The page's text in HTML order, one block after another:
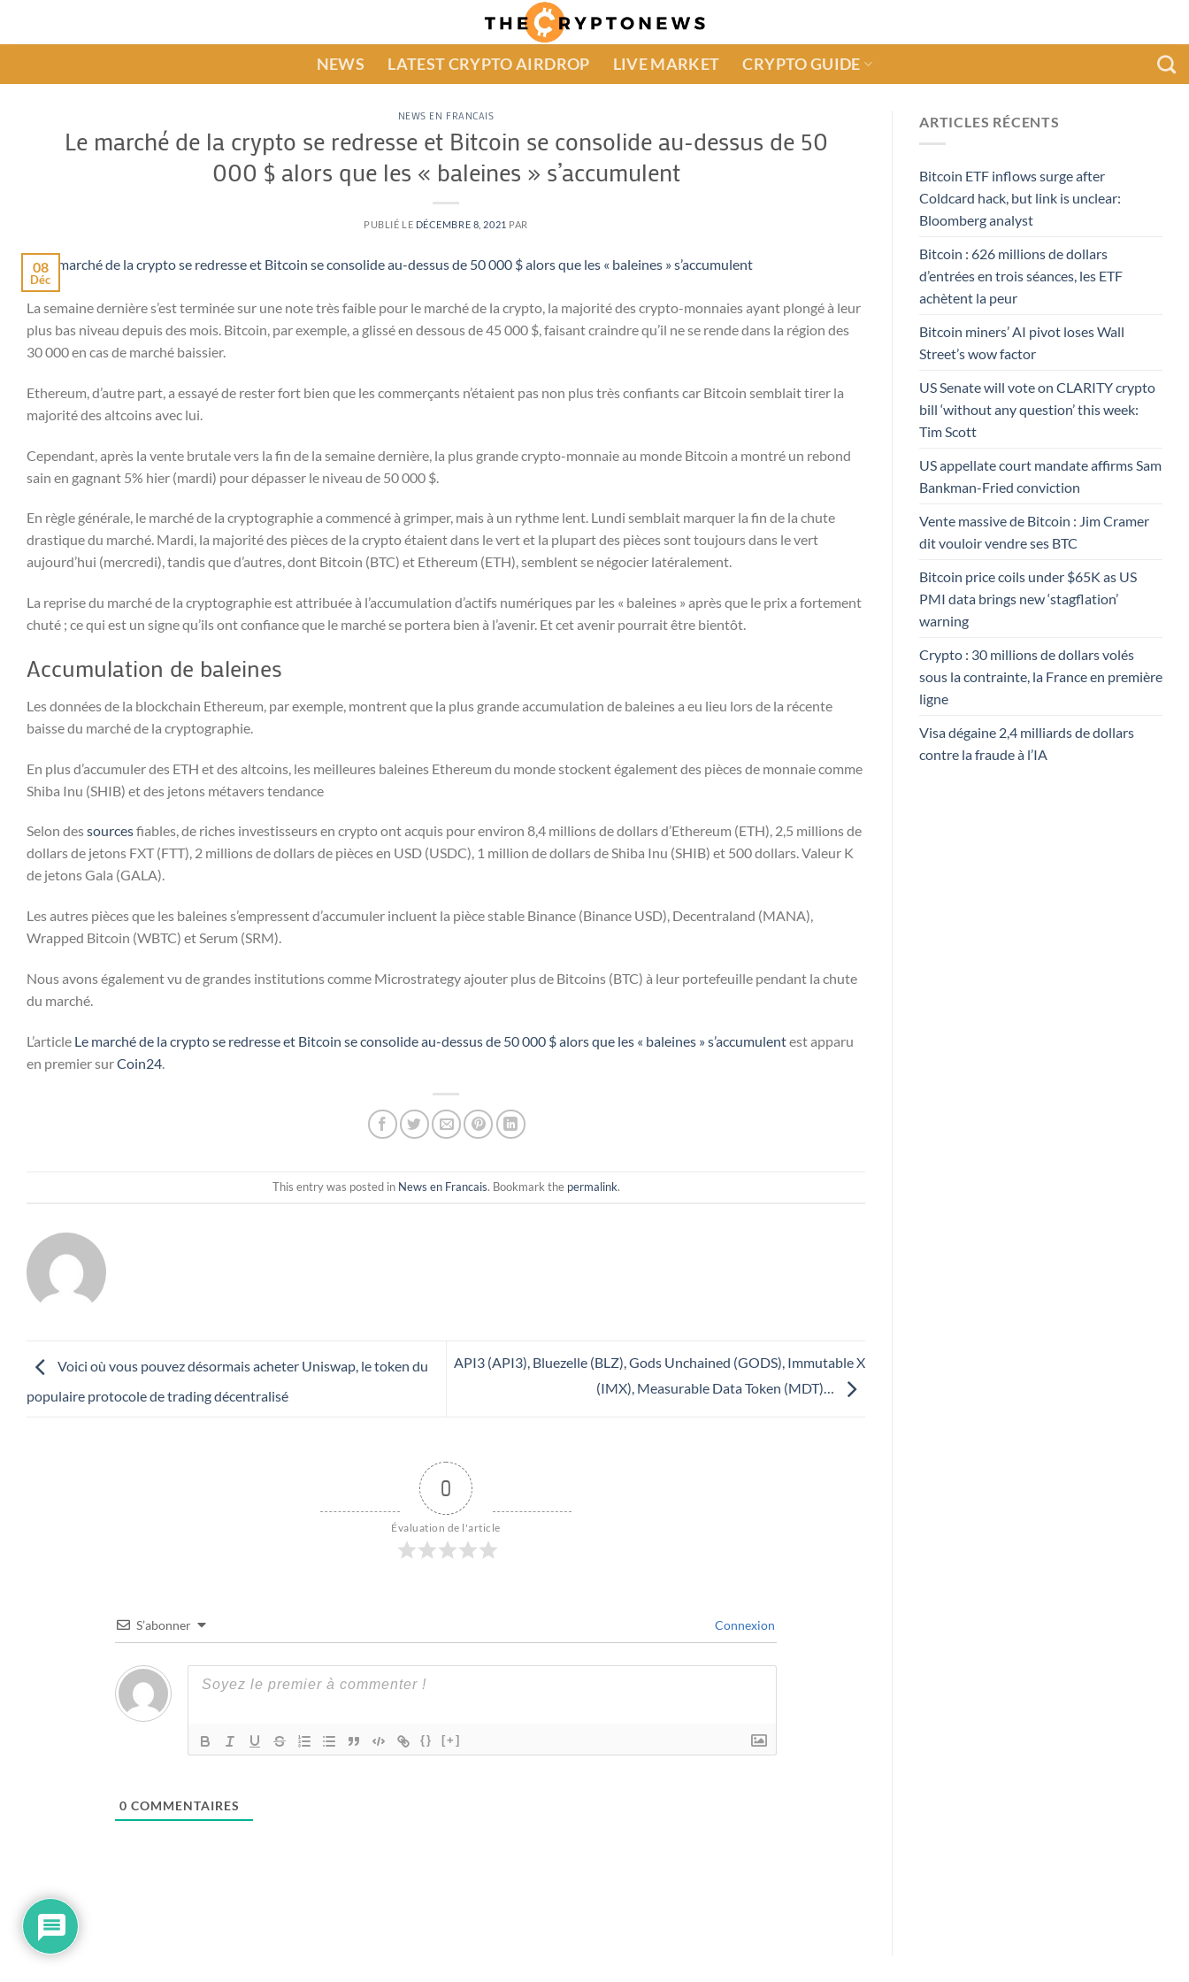
NEWS LATEST CRYPTO AIRDROP LIVE MARKET CRYPTO GUIDE
NEWS EN FRANCAIS
Le marché de la crypto se redresse et Bitcoin se consolide au-dessus de 50
000 $ alors que les « baleines » s’accumulent
PUBLIÉ LE DÉCEMBRE 8, 2021 PAR
08
Déc
La semaine dernière s’est terminée sur une note très faible pour le marché de la crypto, la majorité des crypto-monnaies ayant plongé à leur
plus bas niveau depuis des mois. Bitcoin, par exemple, a glissé en dessous de 45 000 $, faisant craindre qu’il ne se rende dans la région des
30 000 en cas de marché baissier.
Ethereum, d’autre part, a essayé de rester fort bien que les commerçants n’étaient pas non plus très confiants car Bitcoin semblait tirer la
majorité des altcoins avec lui.
Cependant, après la vente brutale vers la fin de la semaine dernière, la plus grande crypto-monnaie au monde Bitcoin a montré un rebond
sain en gagnant 5% hier (mardi) pour dépasser le niveau de 50 000 $.
En règle générale, le marché de la cryptographie a commencé à grimper, mais à un rythme lent. Lundi semblait marquer la fin de la chute
drastique du marché. Mardi, la majorité des pièces de la crypto étaient dans le vert et la plupart des pièces sont toujours dans le vert
aujourd’hui (mercredi), tandis que d’autres, dont Bitcoin (BTC) et Ethereum (ETH), semblent se négocier latéralement.
La reprise du marché de la cryptographie est attribuée à l’accumulation d’actifs numériques par les « baleines » après que le prix a fortement
chuté ; ce qui est un signe qu’ils ont confiance que le marché se portera bien à l’avenir. Et cet avenir pourrait être bientôt.
Accumulation de baleines
Les données de la blockchain Ethereum, par exemple, montrent que la plus grande accumulation de baleines a eu lieu lors de la récente
baisse du marché de la cryptographie.
En plus d’accumuler des ETH et des altcoins, les meilleures baleines Ethereum du monde stockent également des pièces de monnaie comme
Shiba Inu (SHIB) et des jetons métavers tendance
Selon dessourcesfiables, de riches investisseurs en crypto ont acquis pour environ 8,4 millions de dollars d’Ethereum (ETH), 2,5 millions de
dollars de jetons FXT (FTT), 2 millions de dollars de pièces en USD (USDC), 1 million de dollars de Shiba Inu (SHIB) et 500 dollars. Valeur K
de jetons Gala (GALA).
Les autres pièces que les baleines s’empressent d’accumuler incluent la pièce stable Binance (Binance USD), Decentraland (MANA),
Wrapped Bitcoin (WBTC) et Serum (SRM).
Nous avons également vu de grandes institutions comme Microstrategy ajouter plus de Bitcoins (BTC) à leur portefeuille pendant la chute
du marché.
L’article Le marché de la crypto se redresse et Bitcoin se consolide au-dessus de 50 000 $ alors que les « baleines » s’accumulentest apparu
en premier surCoin24.
This entry was posted in News en Francais. Bookmark the permalink.
Voici où vous pouvez désormais acheter Uniswap, le token du
populaire protocole de trading décentralisé
API3 (API3), Bluezelle (BLZ), Gods Unchained (GODS), Immutable X
(IMX), Measurable Data Token (MDT)…
0
Évaluation de l'article
S’abonner Connexion
{} [+]
0 COMMENTAIRES
ARTICLES RÉCENTS
Bitcoin ETF inflows surge after
Coldcard hack, but link is unclear:
Bloomberg analyst
Bitcoin : 626 millions de dollars
d’entrées en trois séances, les ETF
achètent la peur
Bitcoin miners’ AI pivot loses Wall
Street’s wow factor
US Senate will vote on CLARITY crypto
bill ‘without any question’ this week:
Tim Scott
US appellate court mandate affirms Sam
Bankman-Fried conviction
Vente massive de Bitcoin : Jim Cramer
dit vouloir vendre ses BTC
Bitcoin price coils under $65K as US
PMI data brings new ‘stagflation’
warning
Crypto : 30 millions de dollars volés
sous la contrainte, la France en première
ligne
Visa dégaine 2,4 milliards de dollars
contre la fraude à l’IA